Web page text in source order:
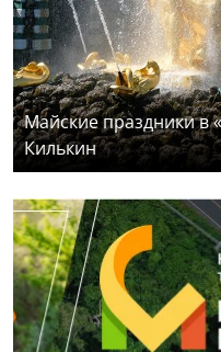
Майские праздники в
Килькин